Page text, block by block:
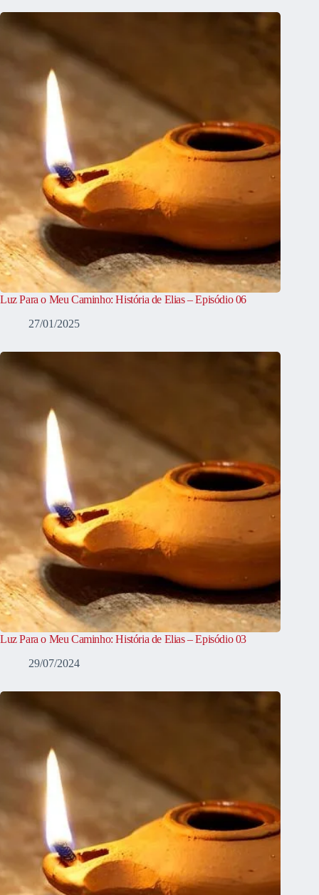
Luz Para o Meu Caminho: História de Elias – Episódio 06
27/01/2025
Luz Para o Meu Caminho: História de Elias – Episódio 03
29/07/2024